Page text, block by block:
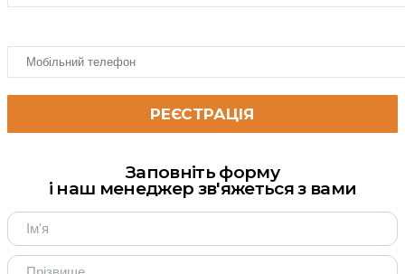
Заповніть форму
і наш менеджер зв'яжеться з вами